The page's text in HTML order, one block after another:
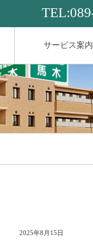
サービス案内
TEL:
2025年8月15日